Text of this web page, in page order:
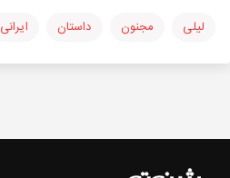
لیلی مجنون داستان ایرانی